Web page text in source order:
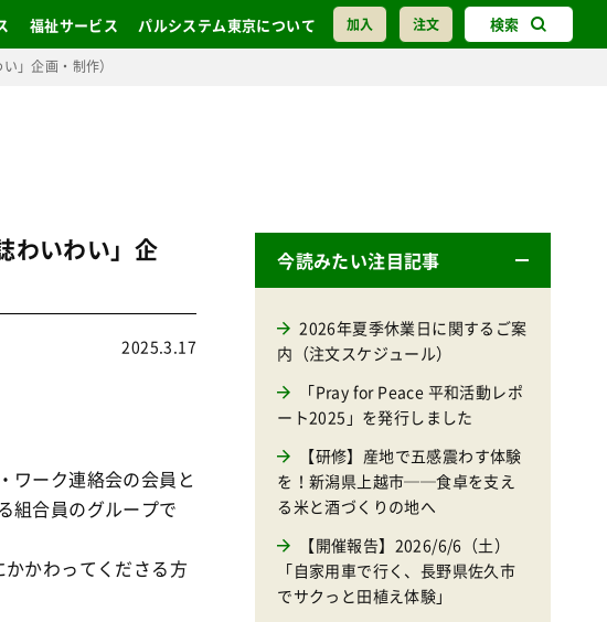
加入 注文 検索
福祉サービス パルシステム東京について
」企画・制作）
わいわい」企
2025.3.17
ワーク連絡会の会員と
組合員のグループで
かかわってくださる方
今読みたい注目記事
2026年夏季休業日に関するご案
内（注文スケジュール）
「Pray for Peace 平和活動レポ
ート2025」を発行しました
【研修】産地で五感震わす体験
を！新潟県上越市──食卓を支え
る米と酒づくりの地へ
【開催報告】2026/6/6（土）
「自家用車で行く、長野県佐久市
でサクっと田植え体験」